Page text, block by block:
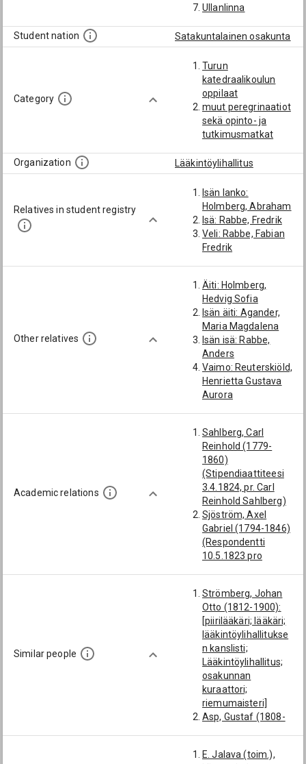
Ullanlinna
Student nation Satakuntalainen osakunta
Category
Turun
katedraalikoulun
oppilaat
muut peregrinaatiot
sekä opinto- ja
tutkimusmatkat
Organization Lääkintöylihallitus
Relatives in student registry
Isän lanko:
Holmberg, Abraham
Isä: Rabbe, Fredrik
Veli: Rabbe, Fabian
Fredrik
Other relatives
Äiti: Holmberg,
Hedvig Sofia
Isän äiti: Agander,
Maria Magdalena
Isän isä: Rabbe,
Anders
Vaimo: Reuterskiöld,
Henrietta Gustava
Aurora
Academic relations
Sahlberg, Carl
Reinhold (1779-
1860)
(Stipendiaattiteesi
3.4.1824, pr. Carl
Reinhold Sahlberg)
Sjöström, Axel
Gabriel (1794-1846)
(Respondentti
10.5.1823 pro
Yksityistod. saaja:
Fock, Reinhold
Gabriel
Yksityistod. saaja:
Granfelt, Karl Gustaf
Adolf
Yksityistod. saaja:
Grönberg, Johan
Yksityistod. saaja:
Hanelius, Johan
Henrik
Yksityistod. saaja:
Holmberg, Karl
Similar people
Strömberg, Johan
Otto (1812-1900):
[piirilääkäri; lääkäri;
lääkintöylihallitukse
n kanslisti;
Lääkintöylihallitus;
osakunnan
kuraattori;
riemumaisteri]
Asp, Gustaf (1808-
Lääkintöylihallitus;
E. Jalava (toim.),